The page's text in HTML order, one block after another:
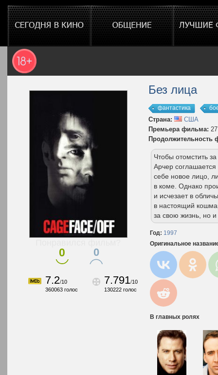
0 0
7.2/10
360063 голос
7.791/10
130222 голос
Без лица
фантастика
Страна:
США
Премьера фильма:
Продолжительность
Чтобы отомстить
Арчер
себе новое лицо,
в коме. Однако
и исчезает в
в настоящий
за свою жизнь, но
Год: 1997
Оригинальное
В главных ролях